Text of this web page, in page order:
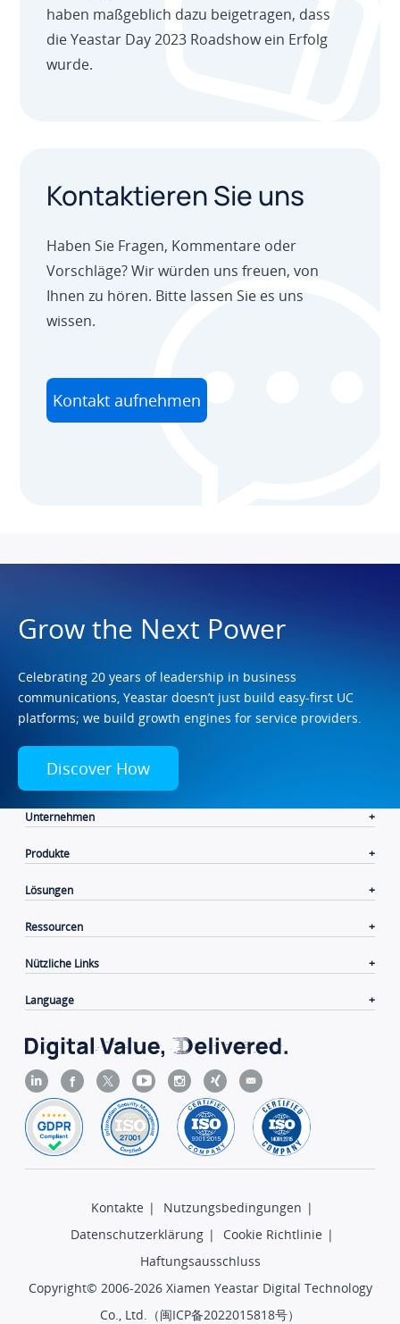
haben maßgeblich dazu beigetragen, dass
die Yeastar Day 2023 Roadshow ein Erfolg
wurde.
Kontaktieren Sie uns
Haben Sie Fragen, Kommentare oder
Vorschläge? Wir würden uns freuen, von
Ihnen zu hören. Bitte lassen Sie es uns
wissen.
Kontakt aufnehmen
Grow the Next Power
Celebrating 20 years of leadership in business
communications, Yeastar doesn’t just build easy-first UC
platforms; we build growth engines for service providers.
Discover How
Unternehmen
Produkte
Lösungen
Ressourcen
Nützliche Links
Language
Kontakte | Nutzungsbedingungen |
Datenschutzerklärung | Cookie Richtlinie |
Haftungsausschluss
Copyright© 2006-2026 Xiamen Yeastar Digital Technology
Co., Ltd.（闽ICP备2022015818号）